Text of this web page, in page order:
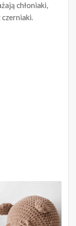
chłoniaki,